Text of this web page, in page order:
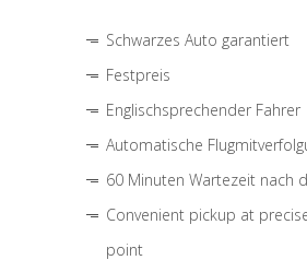
Schwarzes Auto garantiert
Festpreis
Englischsprechender Fahrer
Automatische
60 Minuten Wartezeit nach
Convenient pickup at
point